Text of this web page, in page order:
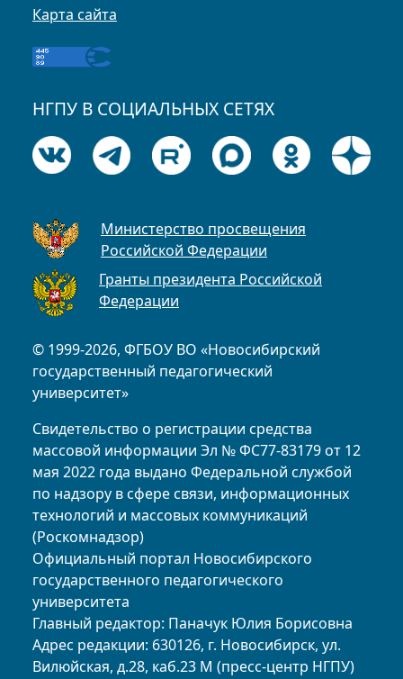
© 1999-2026, ФГБОУ ВО «Новосибирский
государственный педагогический
университет»
Свидетельство о регистрации средства
массовой информации Эл № ФС77-83179 от 12
мая 2022 года выдано Федеральной службой
по надзору в сфере связи, информационных
технологий и массовых коммуникаций
(Роскомнадзор)
Официальный портал Новосибирского
государственного педагогического
университета
Главный редактор: Паначук Юлия Борисовна
Адрес редакции: 630126, г. Новосибирск, ул.
Вилюйская, д.28, каб.23 М (пресс-центр НГПУ)
Карта сайта
НГПУ В СОЦИАЛЬНЫХ СЕТЯХ
Министерство просвещения
Российской Федерации
Гранты президента Российской
Федерации